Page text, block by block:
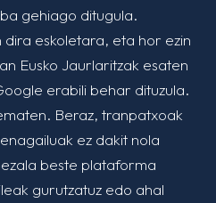
gehiago ditugula.
eskoletara, eta hor ezin
Eusko Jaurlaritzak esaten
erabili behar dituzula.
Beraz, tranpatxoak
ez dakit nola
beste plataforma
gurutzatuz edo ahal